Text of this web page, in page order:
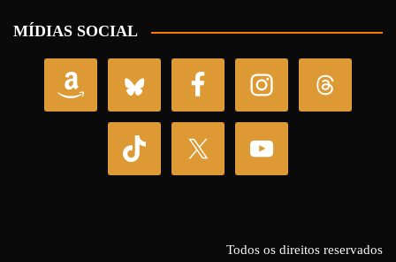
MÍDIAS SOCIAL
Todos os direitos reservados